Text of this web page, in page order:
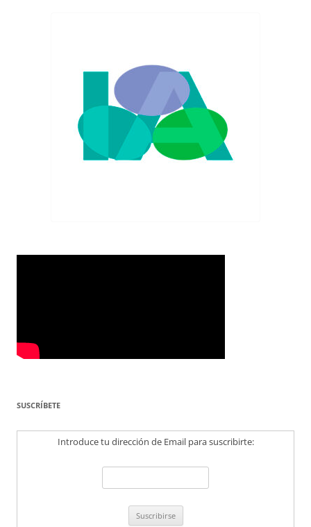
SUSCRÍBETE
Introduce tu dirección de Email para suscribirte: